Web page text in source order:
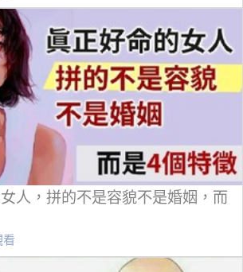
人，拼的不是容貌不是婚姻，而
看